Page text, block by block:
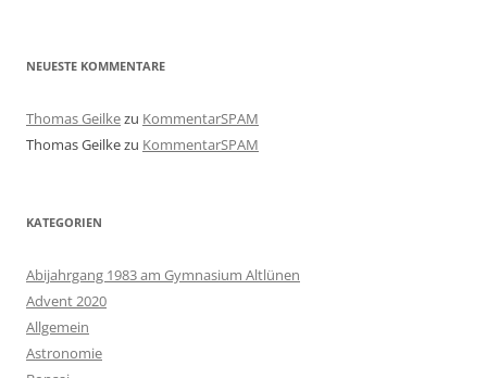
NEUESTE KOMMENTARE
Thomas Geilkezu KommentarSPAM
Thomas Geilkezu KommentarSPAM
KATEGORIEN
Abijahrgang 1983 am Gymnasium Altlünen
Advent 2020
Allgemein
Astronomie